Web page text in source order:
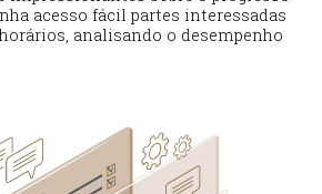
acesso fácil partes interessadas
analisando o desempenho